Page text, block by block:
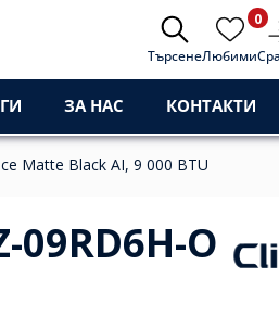
ТърсенеЛюбими
0
ЗА НАС КОНТАКТИ
Matte Black AI, 9 000 BTU
O